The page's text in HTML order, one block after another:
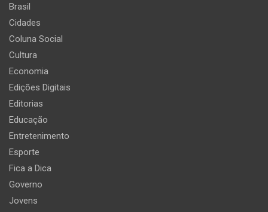
Brasil
Cidades
Coluna Social
Cultura
Economia
Edições Digitais
Editorias
Educação
Entretenimento
Esporte
Fica a Dica
Governo
Jovens